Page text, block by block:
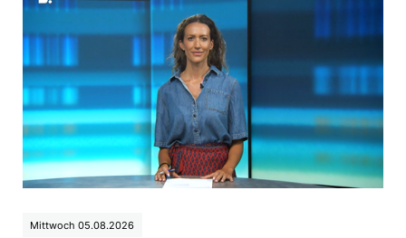
Mittwoch 05.08.2026